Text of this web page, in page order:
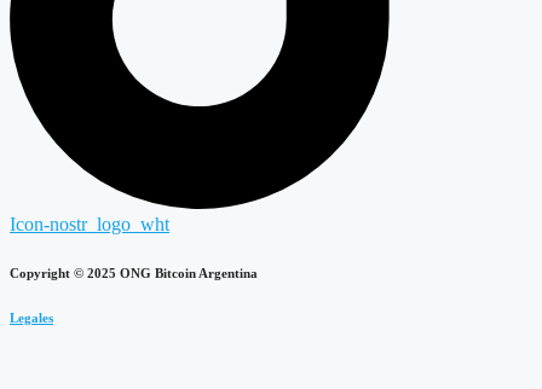
Icon-nostr_logo_wht
Copyright © 2025 ONG Bitcoin Argentina
Legales